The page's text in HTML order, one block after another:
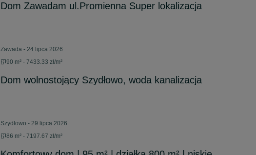
Dom Zawadam ul.Promienna Super lokalizacja
Zawada - 24 lipca 2026
90 m² - 7433.33 zł/m²
Dom wolnostojący Szydłowo, woda kanalizacja
Szydłowo - 29 lipca 2026
86 m² - 7197.67 zł/m²